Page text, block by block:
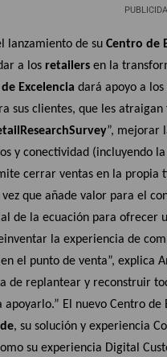
lanzamiento de su Centro de
a los retailers en la
Excelencia dará apoyo a
sus clientes, que les
ResearchSurvey”, mejorar
y conectividad (incluyendo
cerrar ventas en la propia
que añade valor para el
de la ecuación para ofrecer
la experiencia de
el punto de venta”, explica
de replantear y reconstruir
El nuevo Centro de
, su solución y experiencia
su experiencia Digital